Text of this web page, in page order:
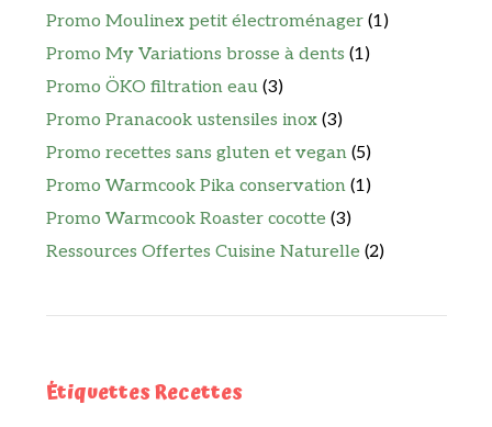
Promo Moulinex petit électroménager (1)
Promo My Variations brosse à dents (1)
Promo ÖKO filtration eau (3)
Promo Pranacook ustensiles inox (3)
Promo recettes sans gluten et vegan (5)
Promo Warmcook Pika conservation (1)
Promo Warmcook Roaster cocotte (3)
Ressources Offertes Cuisine Naturelle (2)
Étiquettes Recettes